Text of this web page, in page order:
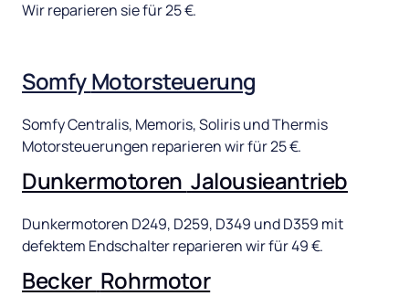
Wir reparieren sie für 25 €.
Somfy Motorsteuerung
Somfy Centralis, Memoris, Soliris und
Motorsteuerungen reparieren wir für 25 €.
Dunkermotoren Jalousieantrieb
Dunkermotoren D249, D259, D349 und D359
defektem Endschalter reparieren wir für 49 €.
Becker Rohrmotor